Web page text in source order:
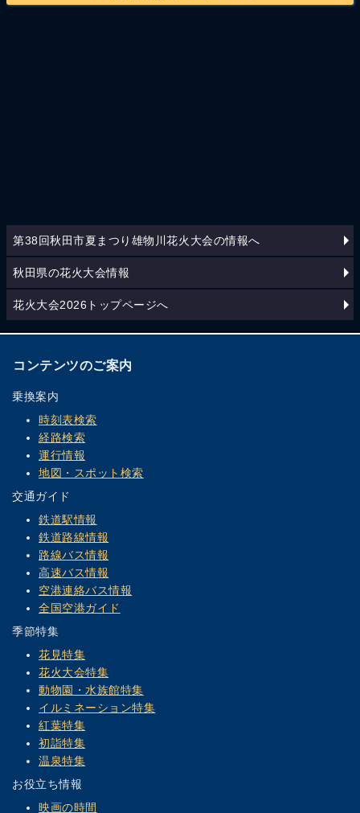
第38回秋田市夏まつり雄物川花火大会の情報へ
秋田県の花火大会情報
花火大会2026トップページへ
コンテンツのご案内
乗換案内
時刻表検索
経路検索
運行情報
地図・スポット検索
交通ガイド
鉄道駅情報
鉄道路線情報
路線バス情報
高速バス情報
空港連絡バス情報
全国空港ガイド
季節特集
花見特集
花火大会特集
動物園・水族館特集
イルミネーション特集
紅葉特集
初詣特集
温泉特集
お役立ち情報
映画の時間